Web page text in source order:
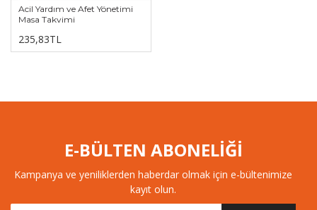
Acil Yardım ve Afet Yönetimi
Masa Takvimi
235,83TL
E-BÜLTEN ABONELİĞİ
Kampanya ve yeniliklerden haberdar olmak için e-bültenimize
kayıt olun.